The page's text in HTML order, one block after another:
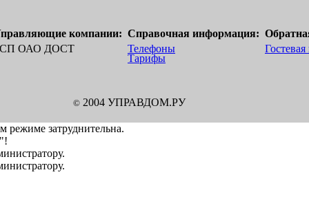
компании: Справочная информация:
ОАО ДОСТ
Телефоны
Тарифы
Гостевая
© 2004 УПРАВДОМ.РУ
режиме затруднительна.